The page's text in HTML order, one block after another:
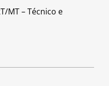
MT – Técnico e